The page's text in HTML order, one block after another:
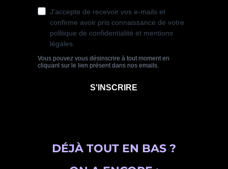
DÉJÀ TOUT EN BAS ?